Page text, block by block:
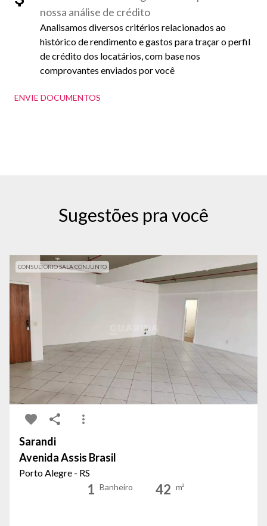
nossa análise de crédito
Analisamos diversos critérios relacionados ao
histórico de rendimento e gastos para traçar o perfil
de crédito dos locatários, com base nos
comprovantes enviados por você
ENVIE DOCUMENTOS
Sugestões pra você
CONSULTORIO SALA CONJUNTO
Sarandi
Avenida Assis Brasil
Porto Alegre - RS
1 Banheiro 42 m²